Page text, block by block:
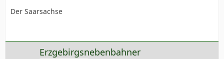
Der Saarsachse
Erzgebirgsnebenbahner